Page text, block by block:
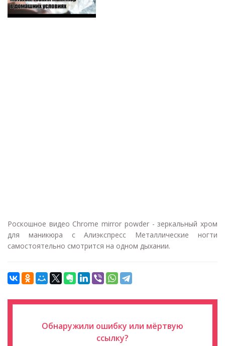
Роскошное видео Chrome mirror powder - зеркальный хром
для маникюра с Алиэкспресс Металлические ногти
самостоятельно смотрится на одном дыхании.
Обнаружили ошибку или мёртвую
ссылку?